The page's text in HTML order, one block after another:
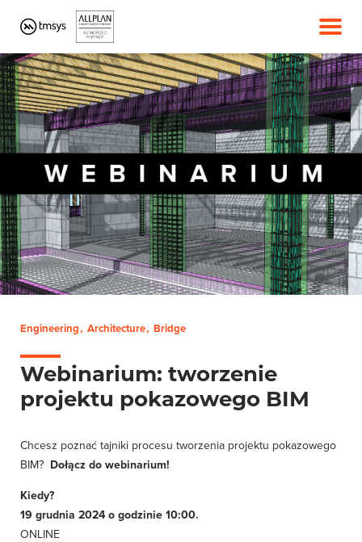
Engineering Architecture Bridge
Webinarium: tworzenie
projektu pokazowego BIM
Chcesz poznać tajniki procesu tworzenia projektu pokazowego
BIM? Dołącz do webinarium!
Kiedy?
19 grudnia 2024 o godzinie 10:00.
ONLINE